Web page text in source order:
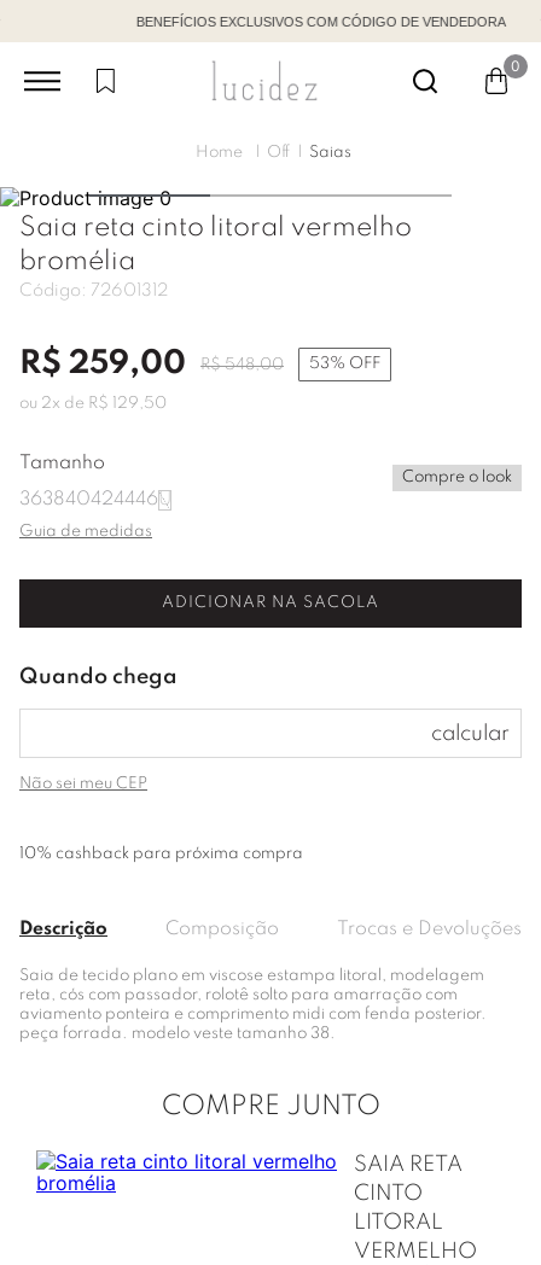
BENEFÍCIOS EXCLUSIVOS COM CÓDIGO DE VENDEDORA
0
Off Saias
Saia reta cinto litoral vermelho
bromélia
Código: 72601312
R$ 259,00 R$ 548,00 53% OFF
ou 2x de R$ 129 ,50
Tamanho
363840424446U
Compre o look
Guia de medidas
ADICIONAR NA SACOLA
Não sei meu CEP
10% cashback para próxima compra
Descrição Composição Trocas e Devoluções
Saia de tecido plano em viscose estampa litoral, modelagem
reta, cós com passador, rolotê solto para amarração com
aviamento ponteira e comprimento midi com fenda posterior.
peça forrada. modelo veste tamanho 38.
COMPRE JUNTO
SAIA RETA
CINTO
LITORAL
VERMELHO